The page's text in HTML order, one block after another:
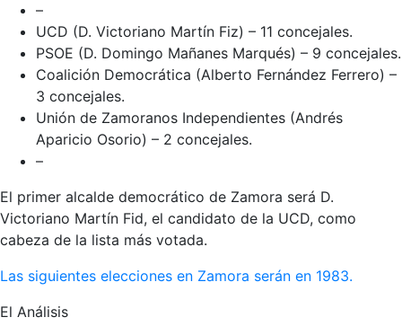
–
UCD (D. Victoriano Martín Fiz) – 11 concejales.
PSOE (D. Domingo Mañanes Marqués) – 9 concejales.
Coalición Democrática (Alberto Fernández Ferrero) –
3 concejales.
Unión de Zamoranos Independientes (Andrés
Aparicio Osorio) – 2 concejales.
–
El primer alcalde democrático de Zamora será D.
Victoriano Martín Fid, el candidato de la UCD, como
cabeza de la lista más votada.
Las siguientes elecciones en Zamora serán en 1983.
El Análisis